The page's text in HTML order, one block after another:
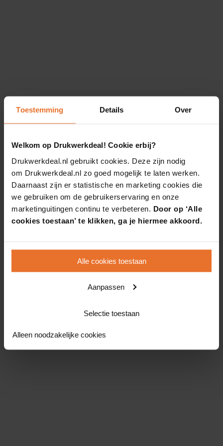
Toestemming Details Over
Welkom op Drukwerkdeal! Cookie erbij?
Drukwerkdeal.nl gebruikt cookies. Deze zijn nodig
om Drukwerkdeal.nl zo goed mogelijk te laten werken.
Daarnaast zijn er statistische en marketing cookies die
we gebruiken om de gebruikerservaring en onze
marketinguitingen continu te verbeteren. Door op ‘Alle
cookies toestaan’ te klikken, ga je hiermee akkoord.
Alle cookies toestaan
Aanpassen
Selectie toestaan
Alleen noodzakelijke cookies